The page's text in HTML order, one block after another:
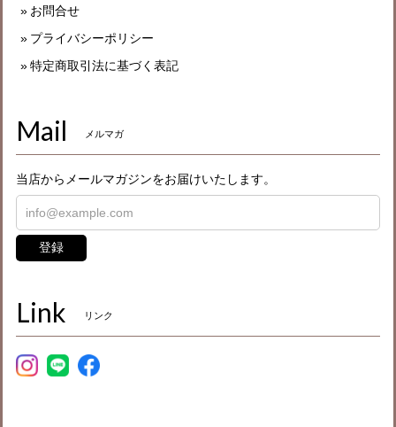
お問合せ
プライバシーポリシー
特定商取引法に基づく表記
Mail メルマガ
当店からメールマガジンをお届けいたします。
登録
Link リンク